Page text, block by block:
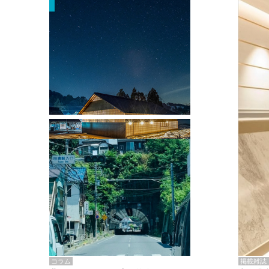
掲載雑誌
掲載雑誌・書籍
『街歩き研修「アールデコとモダニズ
ム、和風バロック」』のレポート記事が
掲載
コラム